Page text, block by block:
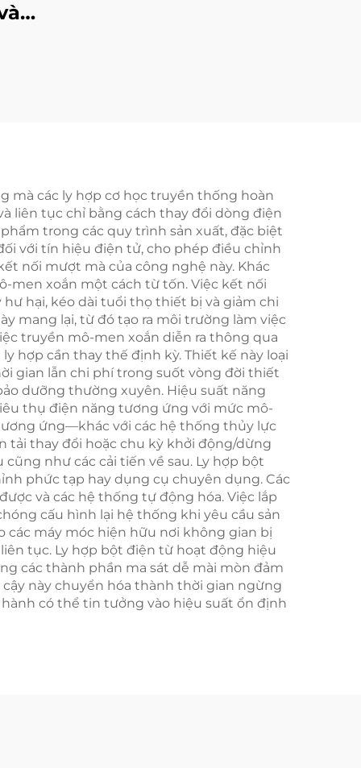
mà các ly hợp cơ học truyền thống hoàn
liên tục chỉ bằng cách thay đổi dòng điện
trong các quy trình sản xuất, đặc biệt
với tín hiệu điện tử, cho phép điều chỉnh
nối mượt mà của công nghệ này. Khác
men xoắn một cách từ tốn. Việc kết nối
hại, kéo dài tuổi thọ thiết bị và giảm chi
mang lại, từ đó tạo ra môi trường làm việc
truyền mô-men xoắn diễn ra thông qua
hợp cần thay thế định kỳ. Thiết kế này loại
gian lẫn chi phí trong suốt vòng đời thiết
dưỡng thường xuyên. Hiệu suất năng
thụ điện năng tương ứng với mức mô-
ứng—khác với các hệ thống thủy lực
tải thay đổi hoặc chu kỳ khởi động/dừng
như các cải tiến về sau. Ly hợp bột
phức tạp hay dụng cụ chuyên dụng. Các
và các hệ thống tự động hóa. Việc lắp
cấu hình lại hệ thống khi yêu cầu sản
các máy móc hiện hữu nơi không gian bị
tục. Ly hợp bột điện từ hoạt động hiệu
các thành phần ma sát dễ mài mòn đảm
này chuyển hóa thành thời gian ngừng
có thể tin tưởng vào hiệu suất ổn định